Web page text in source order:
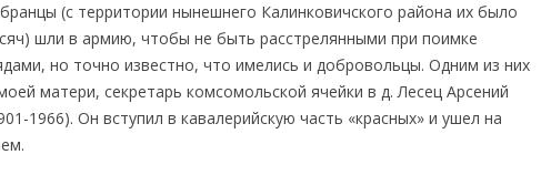
(с территории нынешнего Калинковичского района их было
шли в армию, чтобы не быть расстрелянными при поимке
но точно известно, что имелись и добровольцы. Одним из них
матери, секретарь комсомольской ячейки в д. Лесец Арсений
1966). Он вступил в кавалерийскую часть «красных» и ушел на